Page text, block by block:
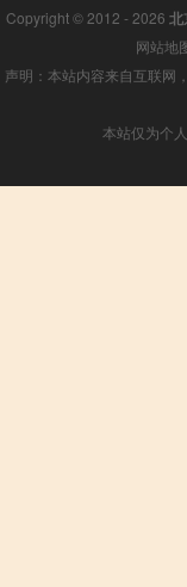
Copyright © 2012 - 2026 北
网站地
声明：本站内容来自互联网
本站仅为个